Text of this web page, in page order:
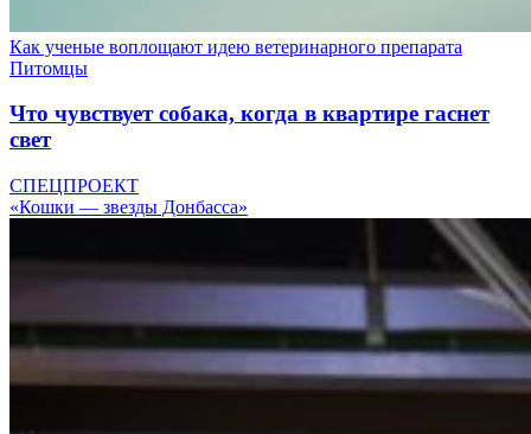
Как ученые воплощают идею ветеринарного препарата
Питомцы
Что чувствует собака, когда в квартире гаснет
свет
СПЕЦПРОЕКТ
«Кошки — звезды Донбасса»